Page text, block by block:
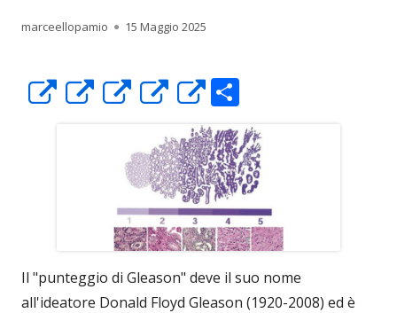
Autore
marceellopamio Pubblicato
15 Maggio 2025
Apre
nuova
finestra
Apre
una
nuova
finestra
Apre
una
nuova
finestra
Apre
una
nuova
finestra
Apre
in
una
nuova
finestra
o
n
di
vi
di
Il "punteggio di Gleason" deve il suo nome
all'ideatore Donald Floyd Gleason (1920-2008) ed è